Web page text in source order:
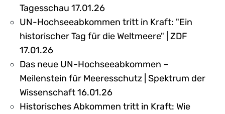
Tagesschau 17.01.26
UN-Hochseeabkommen tritt in Kraft: "Ein
historischer Tag für die Weltmeere" | ZDF
17.01.26
Das neue UN-Hochseeabkommen –
Meilenstein für Meeresschutz | Spektrum der
Wissenschaft 16.01.26
Historisches Abkommen tritt in Kraft: Wie